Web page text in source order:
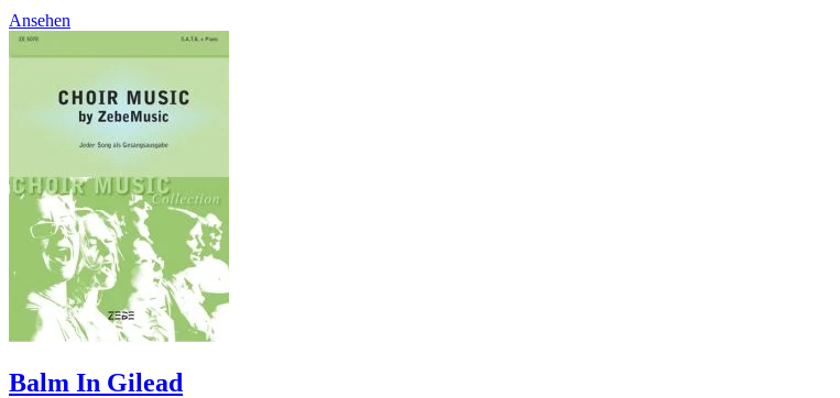
Ansehen
has
variants.
The
options
be
chosen
on
the
product
page
Balm In Gilead